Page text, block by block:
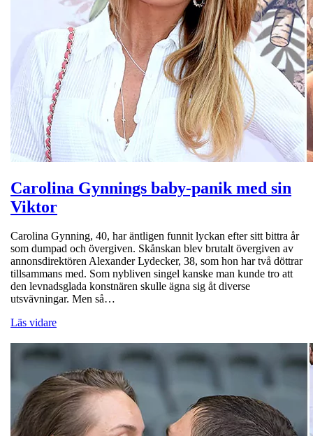
Carolina Gynnings baby-panik med sin
Viktor
Carolina Gynning, 40, har äntligen funnit lyckan efter sitt bittra år
som dumpad och övergiven. Skånskan blev brutalt övergiven av
annonsdirektören Alexander Lydecker, 38, som hon har två döttrar
tillsammans med. Som nybliven singel kanske man kunde tro att
den levnadsglada konstnären skulle ägna sig åt diverse
utsvävningar. Men så…
Läs vidare